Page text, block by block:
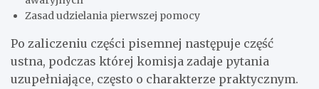
Zasad udzielania pierwszej pomocy
Po zaliczeniu części pisemnej następuje część
ustna, podczas której komisja zadaje pytania
uzupełniające, często o charakterze praktycznym.